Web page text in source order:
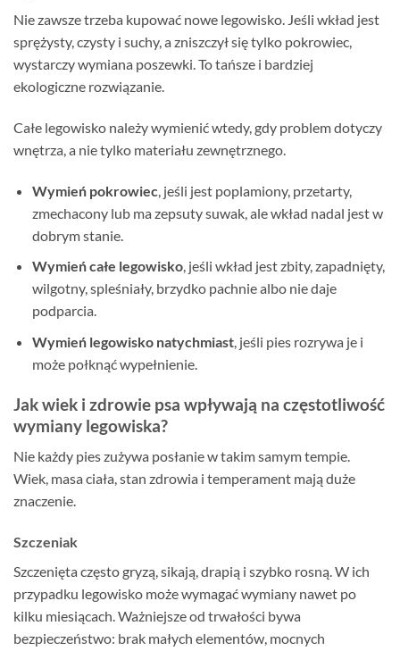
Nie zawsze trzeba kupować nowe legowisko. Jeśli wkład jest
sprężysty, czysty i suchy, a zniszczył się tylko pokrowiec,
wystarczy wymiana poszewki. To tańsze i bardziej
ekologiczne rozwiązanie.
Całe legowisko należy wymienić wtedy, gdy problem dotyczy
wnętrza, a nie tylko materiału zewnętrznego.
Wymień pokrowiec , jeśli jest poplamiony, przetarty,
zmechacony lub ma zepsuty suwak, ale wkład nadal jest w
dobrym stanie.
Wymień całe legowisko, jeśli wkład jest zbity, zapadnięty,
wilgotny, spleśniały, brzydko pachnie albo nie daje
podparcia.
Wymień legowisko natychmiast, jeśli pies rozrywa je i
może połknąć wypełnienie.
Jak wiek i zdrowie psa wpływają na częstotliwość
wymiany legowiska?
Nie każdy pies zużywa posłanie w takim samym tempie.
Wiek, masa ciała, stan zdrowia i temperament mają duże
znaczenie.
Szczeniak
Szczenięta często gryzą, sikają, drapią i szybko rosną. W ich
przypadku legowisko może wymagać wymiany nawet po
kilku miesiącach. Ważniejsze od trwałości bywa
bezpieczeństwo: brak małych elementów, mocnych